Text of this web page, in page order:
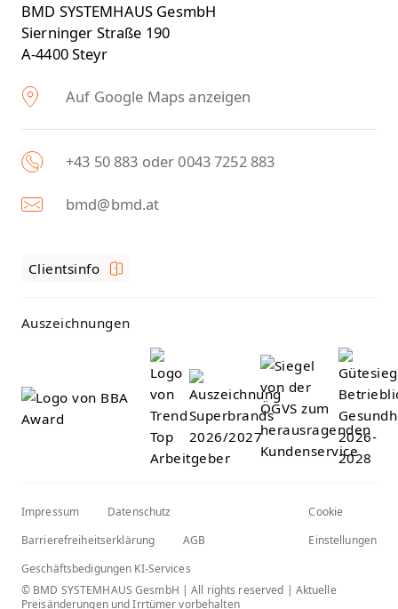
BMD SYSTEMHAUS GesmbH
Sierninger Straße 190
A-4400 Steyr
Auf Google Maps anzeigen
+43 50 883 oder 0043 7252 883
bmd@bmd.at
Clientsinfo
Auszeichnungen
Impressum
Datenschutz
Barrierefreiheitserklärung
AGB
Geschäftsbedigungen KI-Services
Cookie
Einstellungen
© BMD SYSTEMHAUS GesmbH | All rights reserved | Aktuelle
Preisänderungen und Irrtümer vorbehalten